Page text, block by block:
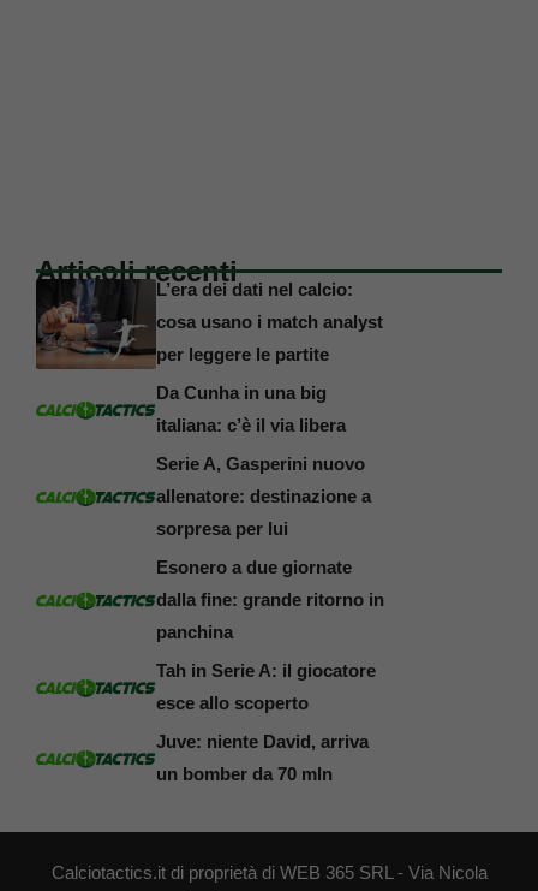
Articoli recenti
L’era dei dati nel calcio:
cosa usano i match analyst
per leggere le partite
Da Cunha in una big
italiana: c’è il via libera
Serie A, Gasperini nuovo
allenatore: destinazione a
sorpresa per lui
Esonero a due giornate
dalla fine: grande ritorno in
panchina
Tah in Serie A: il giocatore
esce allo scoperto
Juve: niente David, arriva
un bomber da 70 mln
Calciotactics.it di proprietà di WEB 365 SRL - Via Nicola